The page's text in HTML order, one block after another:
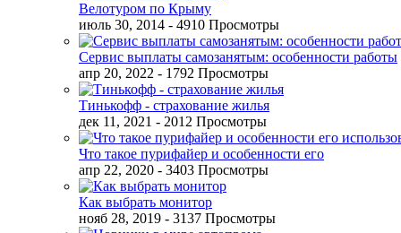
Велотуром по Крыму
июль 30, 2014 - 4910 Просмотры
Сервис выплаты самозанятым: особенности работы
апр 20, 2022 - 1792 Просмотры
Тинькофф - страхование жилья
дек 11, 2021 - 2012 Просмотры
Что такое пурифайер и особенности его
апр 22, 2020 - 3403 Просмотры
Как выбрать монитор
нояб 28, 2019 - 3137 Просмотры